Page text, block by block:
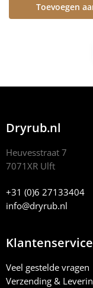
Toevoegen
Dryrub.nl
Heuvesstraat 7
7071XR Ulft
+31 (0)6 27133404
info@dryrub.nl
Klantenservice
Veel gestelde vragen
Verzending &